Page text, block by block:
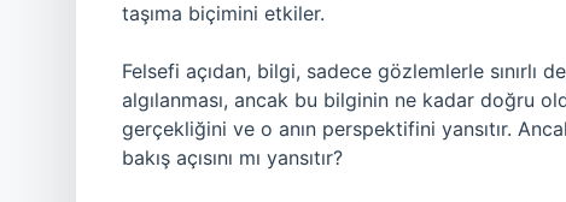
taşıma biçimini etkiler.
Felsefi açıdan, bilgi, sadece gözlemlerle sınırlı
algılanması, ancak bu bilginin ne kadar doğru
gerçekliğini ve o anın perspektifini yansıtır.
bakış açısını mı yansıtır?